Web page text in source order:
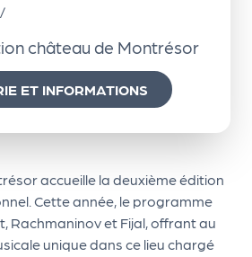
château de Montrésor
ET INFORMATIONS
accueille la deuxième édition
Cette année, le programme
Rachmaninov et Fijal, offrant au
unique dans ce lieu chargé